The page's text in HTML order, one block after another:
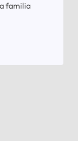
familia